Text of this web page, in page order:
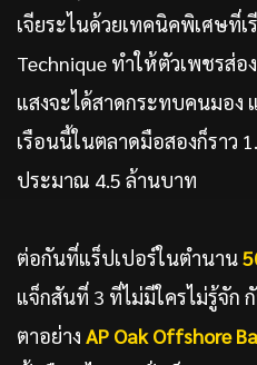
เจียระไนด้วยเทคนิคพิเศษที่เ
Technique ทำให้ตัวเพชรส่อ
แสงจะได้สาดกระทบคนมอง
เรือนนี้ในตลาดมือสองก็ราว
ประมาณ 4.5 ล้านบาท
ต่อกันที่แร็ปเปอร์ในตำนาน
แจ็กสันที่ 3 ที่ไม่มีใครไม่รู้จัก
ตาอย่าง AP Oak Offshore